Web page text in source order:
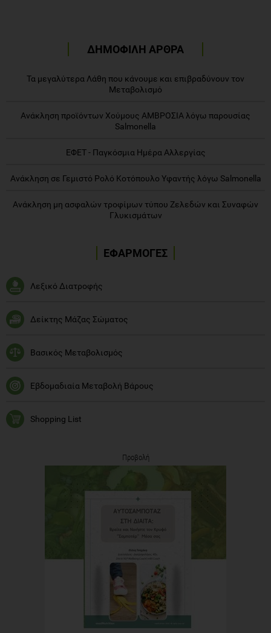
ΔΗΜΟΦΙΛΗ ΑΡΘΡΑ
Τα μεγαλύτερα Λάθη που κάνουμε και επιβραδύνουν τον
Μεταβολισμό
Ανάκληση προϊόντων Χούμους ΑΜΒΡΟΣΙΑ λόγω παρουσίας
Salmonella
ΕΦΕΤ - Παγκόσμια Ημέρα Αλλεργίας
Ανάκληση σε Γεμιστό Ρολό Κοτόπουλο Υφαντής λόγω Salmonella
Ανάκληση μη ασφαλών τροφίμων τύπου Ζελεδών και Συναφών
Γλυκισμάτων
ΕΦΑΡΜΟΓΕΣ
Λεξικό Διατροφής
Δείκτης Μάζας Σώματος
Βασικός Μεταβολισμός
Εβδομαδιαία Μεταβολή Βάρους
Shopping List
Προβολή